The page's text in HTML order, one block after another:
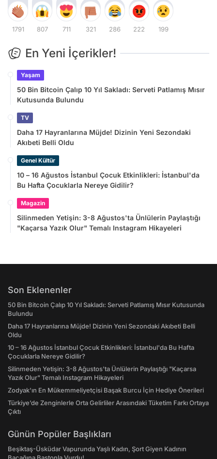
1791 807 711 321 286 222 199
En Yeni İçerikler!
Yaşam
50 Bin Bitcoin Çalıp 10 Yıl Sakladı: Serveti Patlamış Mısır
Kutusunda Bulundu
TV
Daha 17 Hayranlarına Müjde! Dizinin Yeni Sezondaki
Akıbeti Belli Oldu
Genel Kültür
10 – 16 Ağustos İstanbul Çocuk Etkinlikleri: İstanbul'da
Bu Hafta Çocuklarla Nereye Gidilir?
Magazin
Silinmeden Yetişin: 3-8 Ağustos'ta Ünlülerin Paylaştığı
"Kaçarsa Yazık Olur" Temalı Instagram Hikayeleri
Son Eklenenler
50 Bin Bitcoin Çalıp 10 Yıl Sakladı: Serveti Patlamış Mısır Kutusunda
Bulundu
Daha 17 Hayranlarına Müjde! Dizinin Yeni Sezondaki Akıbeti Belli
Oldu
10 – 16 Ağustos İstanbul Çocuk Etkinlikleri: İstanbul'da Bu Hafta
Çocuklarla Nereye Gidilir?
Silinmeden Yetişin: 3-8 Ağustos'ta Ünlülerin Paylaştığı "Kaçarsa
Yazık Olur" Temalı Instagram Hikayeleri
Zodyak'ın En Mükemmeliyetçisi Başak Burcu İçin Hediye Önerileri
Türkiye’de Zenginlerle Orta Gelirliler Arasındaki Tüketim Farkı Ortaya
Çıktı
Günün Popüler Başlıkları
Beşiktaş-Üsküdar Vapurunda Yaşlı Kadın, Şort Giyen Kadının